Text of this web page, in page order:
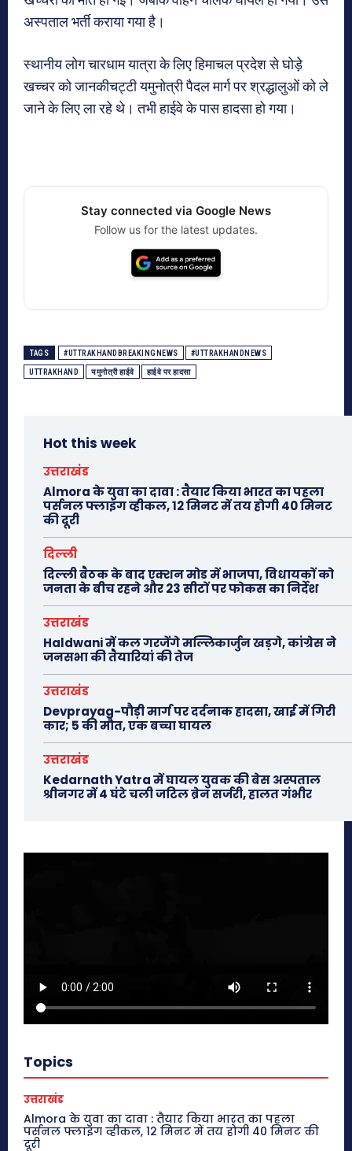
अस्पताल भर्ती कराया गया है।
स्थानीय लोग चारधाम यात्रा के लिए हिमाचल प्रदेश से घोड़े
खच्चर को जानकीचट्टी यमुनोत्री पैदल मार्ग पर श्रद्धालुओं को ले
जाने के लिए ला रहे थे। तभी हाईवे के पास हादसा हो गया।
Stay connected via Google News
Follow us for the latest updates.
TAGS #UTTRAKHANDBREAKINGNEWS #UTTRAKHANDNEWS
UTTRAKHAND यमुनोत्री हाईवे हाईवे पर हादसा
Hot this week
उत्तराखंड
Almora के युवा का दावा : तैयार किया भारत का पहला
पर्सनल फ्लाइंग व्हीकल, 12 मिनट में तय होगी 40 मिनट
की दूरी
दिल्ली
दिल्ली बैठक के बाद एक्शन मोड में भाजपा, विधायकों को
जनता के बीच रहने और 23 सीटों पर फोकस का निर्देश
उत्तराखंड
Haldwani में कल गरजेंगे मल्लिकार्जुन खड़गे, कांग्रेस ने
जनसभा की तैयारियां की तेज
उत्तराखंड
Devprayag-पौड़ी मार्ग पर दर्दनाक हादसा, खाई में गिरी
कार; 5 की मौत, एक बच्चा घायल
उत्तराखंड
Kedarnath Yatra में घायल युवक की बेस अस्पताल
श्रीनगर में 4 घंटे चली जटिल ब्रेन सर्जरी, हालत गंभीर
Topics
उत्तराखंड
Almora के युवा का दावा : तैयार किया भारत का पहला
पर्सनल फ्लाइंग व्हीकल, 12 मिनट में तय होगी 40 मिनट की
दूरी